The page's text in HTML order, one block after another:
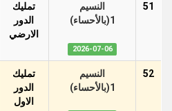
51
النسيم
1(بالأحساء)
2026-07-06
تمليك
الدور
اﻻرضي
52
النسيم
1(بالأحساء)
تمليك
الدور
اﻻول